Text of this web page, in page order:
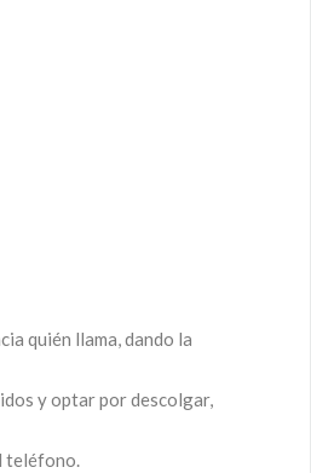
quién llama, dando la
y optar por descolgar,
teléfono.